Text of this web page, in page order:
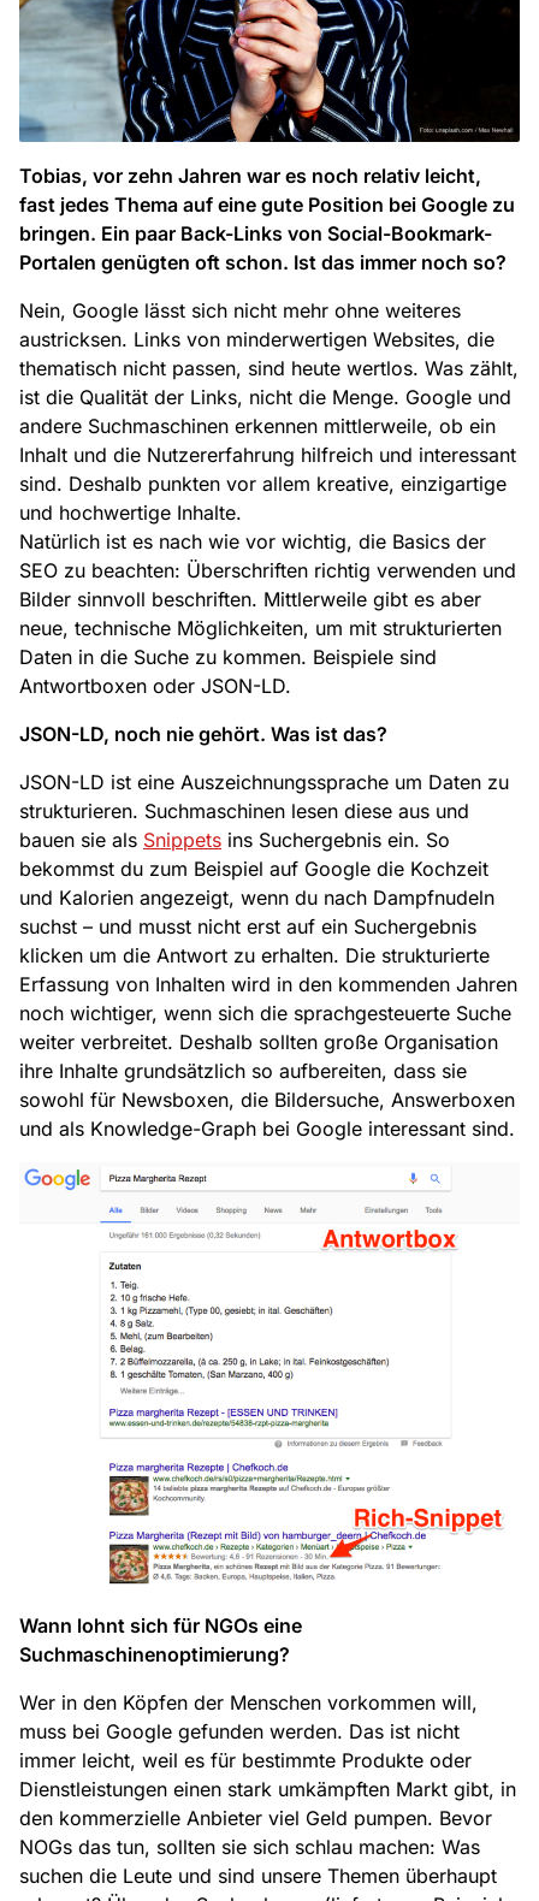
Tobias, vor zehn Jahren war es noch relativ leicht,
fast jedes Thema auf eine gute Position bei Google zu
bringen. Ein paar Back-Links von Social-Bookmark-
Portalen genügten oft schon. Ist das immer noch so?
Nein, Google lässt sich nicht mehr ohne weiteres
austricksen. Links von minderwertigen Websites, die
thematisch nicht passen, sind heute wertlos. Was zählt,
ist die Qualität der Links, nicht die Menge. Google und
andere Suchmaschinen erkennen mittlerweile, ob ein
Inhalt und die Nutzererfahrung hilfreich und interessant
sind. Deshalb punkten vor allem kreative, einzigartige
und hochwertige Inhalte.
Natürlich ist es nach wie vor wichtig, die Basics der
SEO zu beachten: Überschriften richtig verwenden und
Bilder sinnvoll beschriften. Mittlerweile gibt es aber
neue, technische Möglichkeiten, um mit strukturierten
Daten in die Suche zu kommen. Beispiele sind
Antwortboxen oder JSON-LD.
JSON-LD, noch nie gehört. Was ist das?
JSON-LD ist eine Auszeichnungssprache um Daten zu
strukturieren. Suchmaschinen lesen diese aus und
bauen sie als Snippets ins Suchergebnis ein. So
bekommst du zum Beispiel auf Google die Kochzeit
und Kalorien angezeigt, wenn du nach Dampfnudeln
suchst – und musst nicht erst auf ein Suchergebnis
klicken um die Antwort zu erhalten. Die strukturierte
Erfassung von Inhalten wird in den kommenden Jahren
noch wichtiger, wenn sich die sprachgesteuerte Suche
weiter verbreitet. Deshalb sollten große Organisation
ihre Inhalte grundsätzlich so aufbereiten, dass sie
sowohl für Newsboxen, die Bildersuche, Answerboxen
und als Knowledge-Graph bei Google interessant sind.
Wann lohnt sich für NGOs eine
Suchmaschinenoptimierung?
Wer in den Köpfen der Menschen vorkommen will,
muss bei Google gefunden werden. Das ist nicht
immer leicht, weil es für bestimmte Produkte oder
Dienstleistungen einen stark umkämpften Markt gibt, in
den kommerzielle Anbieter viel Geld pumpen. Bevor
NOGs das tun, sollten sie sich schlau machen: Was
suchen die Leute und sind unsere Themen überhaupt